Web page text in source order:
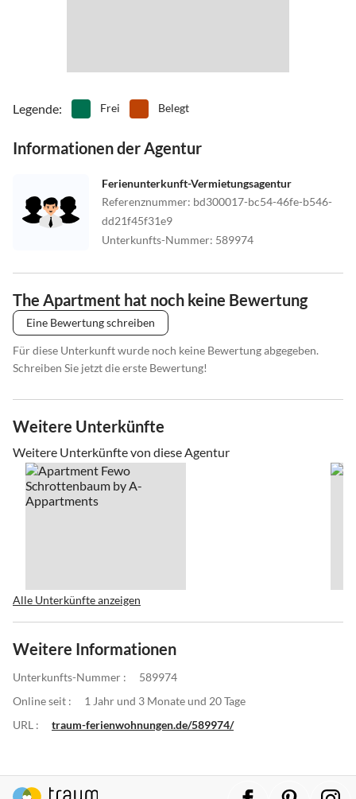
Legende: Frei Belegt
Informationen der Agentur
Ferienunterkunft-Vermietungsagentur
Referenznummer: bd300017-bc54-46fe-b546-
dd21f45f31e9
Unterkunfts-Nummer: 589974
The Apartment hat noch keine Bewertung
Eine Bewertung schreiben
Für diese Unterkunft wurde noch keine Bewertung abgegeben.
Schreiben Sie jetzt die erste Bewertung!
Weitere Unterkünfte
Weitere Unterkünfte von diese Agentur
Alle Unterkünfte anzeigen
Weitere Informationen
Unterkunfts-Nummer :
589974
Online seit :
1 Jahr und 3 Monate und 20 Tage
URL :
traum-ferienwohnungen.de/589974/